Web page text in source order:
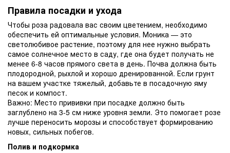
Правила посадки и ухода
Чтобы роза радовала вас своим цветением, необходимо
обеспечить ей оптимальные условия. Моника — это
светолюбивое растение, поэтому для нее нужно выбрать
самое солнечное место в саду, где она будет получать не
менее 6-8 часов прямого света в день. Почва должна быть
плодородной, рыхлой и хорошо дренированной. Если грунт
на вашем участке тяжелый, добавьте в посадочную яму
песок и компост.
Важно: Место прививки при посадке должно быть
заглублено на 3-5 см ниже уровня земли. Это помогает розе
лучше переносить морозы и способствует формированию
новых, сильных побегов.
Полив и подкормка